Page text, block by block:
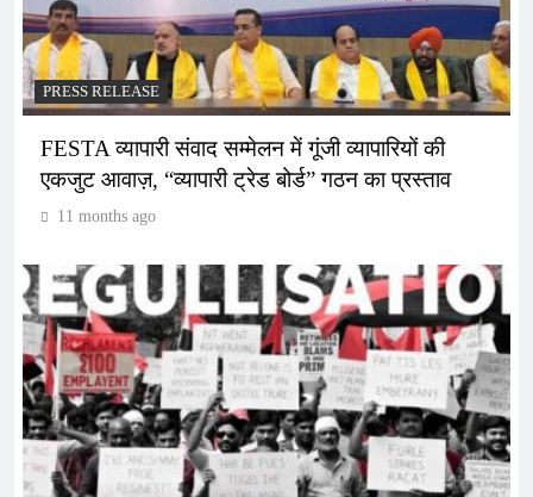
PRESS RELEASE
FESTA व्यापारी संवाद सम्मेलन में गूंजी व्यापारियों की
एकजुट आवाज़, “व्यापारी ट्रेड बोर्ड” गठन का प्रस्ताव
11 months ago